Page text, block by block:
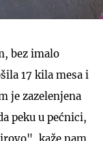
bez imalo
17 kila mesa i
je zazelenjena
peku u pećnici,